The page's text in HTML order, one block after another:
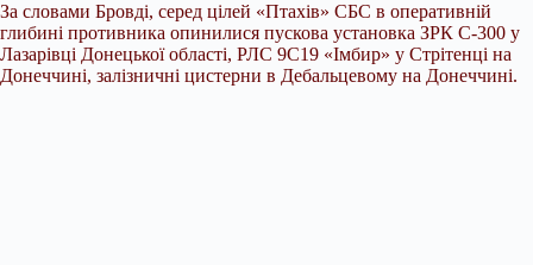
За словами Бровді, серед цілей «Птахів» СБС в оперативній
глибині противника опинилися пускова установка ЗРК С-300 у
Лазарівці Донецької області, РЛС 9С19 «Імбир» у Стрітенці на
Донеччині, залізничні цистерни в Дебальцевому на Донеччині.